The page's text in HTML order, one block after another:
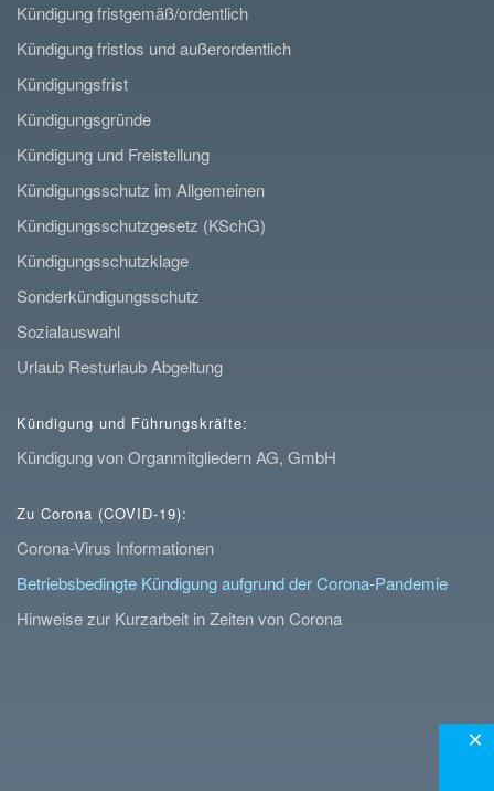
Kündigung fristgemäß/ordentlich
Kündigung fristlos und außerordentlich
Kündigungsfrist
Kündigungsgründe
Kündigung und Freistellung
Kündigungsschutz im Allgemeinen
Kündigungsschutzgesetz (KSchG)
Kündigungsschutzklage
Sonderkündigungsschutz
Sozialauswahl
Urlaub Resturlaub Abgeltung
Kündigung und Führungskräfte:
Kündigung von Organmitgliedern AG, GmbH
Zu Corona (COVID-19):
Corona-Virus Informationen
Betriebsbedingte Kündigung aufgrund der Corona-Pandemie
Hinweise zur Kurzarbeit in Zeiten von Corona
×